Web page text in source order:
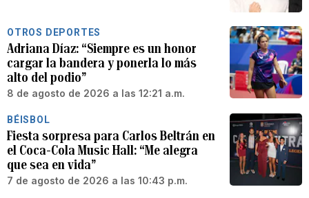
OTROS DEPORTES
Adriana Díaz: “Siempre es un honor
cargar la bandera y ponerla lo más
alto del podio”
8 de agosto de 2026 a las 12:21 a.m.
BÉISBOL
Fiesta sorpresa para Carlos Beltrán en
el Coca-Cola Music Hall: “Me alegra
que sea en vida”
7 de agosto de 2026 a las 10:43 p.m.